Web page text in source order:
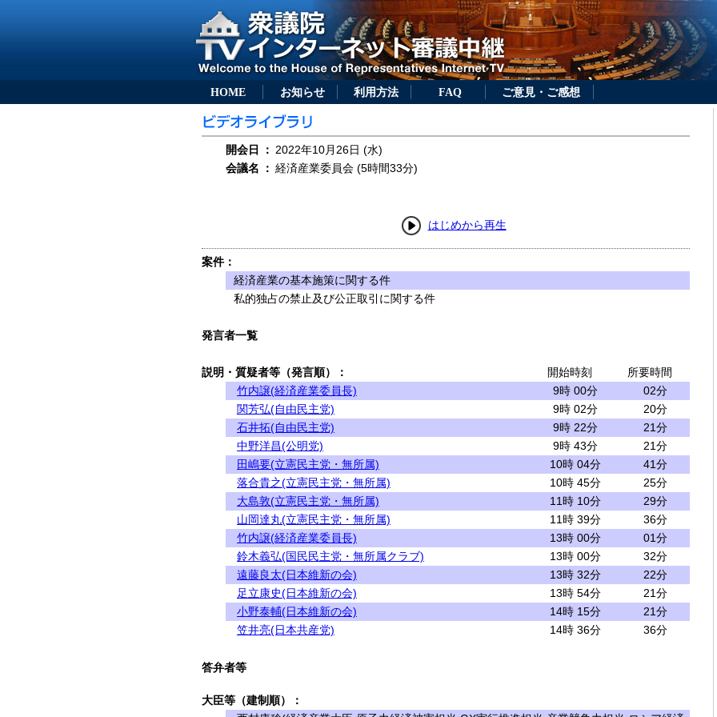
HOME お知らせ 利用方法 FAQ ご意見・ご感想
開会日 ： 2022年10月26日 (水)
会議名
： 経済産業委員会 (5時間33分)
はじめから再生
案件：
経済産業の基本施策に関する件
私的独占の禁止及び公正取引に関する件
発言者一覧
説明・質疑者等（発言順）： 開始時刻
所要時間
竹内譲(経済産業委員長)
9時 00分
02分
関芳弘(自由民主党)
9時 02分
20分
石井拓(自由民主党)
9時 22分
21分
中野洋昌(公明党)
9時 43分
21分
田嶋要(立憲民主党・無所属)
10時 04分
41分
落合貴之(立憲民主党・無所属)
10時 45分
25分
大島敦(立憲民主党・無所属)
11時 10分
29分
山岡達丸(立憲民主党・無所属)
11時 39分
36分
竹内譲(経済産業委員長)
13時 00分
01分
鈴木義弘(国民民主党・無所属クラブ)
13時 00分
32分
遠藤良太(日本維新の会)
13時 32分
22分
足立康史(日本維新の会)
13時 54分
21分
小野泰輔(日本維新の会)
14時 15分
21分
笠井亮(日本共産党)
14時 36分 36分
答弁者等
大臣等（建制順）：